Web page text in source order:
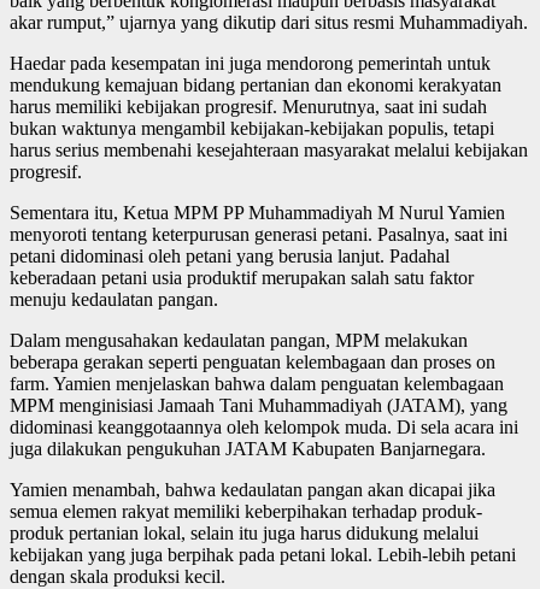
akar rumput,” ujarnya yang dikutip dari situs resmi Muhammadiyah.
Haedar pada kesempatan ini juga mendorong pemerintah untuk
mendukung kemajuan bidang pertanian dan ekonomi kerakyatan
harus memiliki kebijakan progresif. Menurutnya, saat ini sudah
bukan waktunya mengambil kebijakan-kebijakan populis, tetapi
harus serius membenahi kesejahteraan masyarakat melalui kebijakan
progresif.
Sementara itu, Ketua MPM PP Muhammadiyah M Nurul Yamien
menyoroti tentang keterpurusan generasi petani. Pasalnya, saat ini
petani didominasi oleh petani yang berusia lanjut. Padahal
keberadaan petani usia produktif merupakan salah satu faktor
menuju kedaulatan pangan.
Dalam mengusahakan kedaulatan pangan, MPM melakukan
beberapa gerakan seperti penguatan kelembagaan dan proses on
farm. Yamien menjelaskan bahwa dalam penguatan kelembagaan
MPM menginisiasi Jamaah Tani Muhammadiyah (JATAM), yang
didominasi keanggotaannya oleh kelompok muda. Di sela acara ini
juga dilakukan pengukuhan JATAM Kabupaten Banjarnegara.
Yamien menambah, bahwa kedaulatan pangan akan dicapai jika
semua elemen rakyat memiliki keberpihakan terhadap produk-
produk pertanian lokal, selain itu juga harus didukung melalui
kebijakan yang juga berpihak pada petani lokal. Lebih-lebih petani
dengan skala produksi kecil.